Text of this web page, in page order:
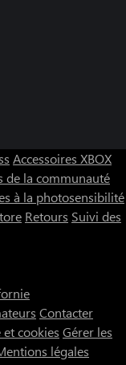
Accessoires XBOX
de la communauté
à la photosensibilité
Retours Suivi des
Contacter
cookies Gérer les
légales